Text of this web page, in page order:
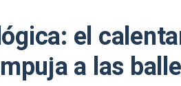
el
a las